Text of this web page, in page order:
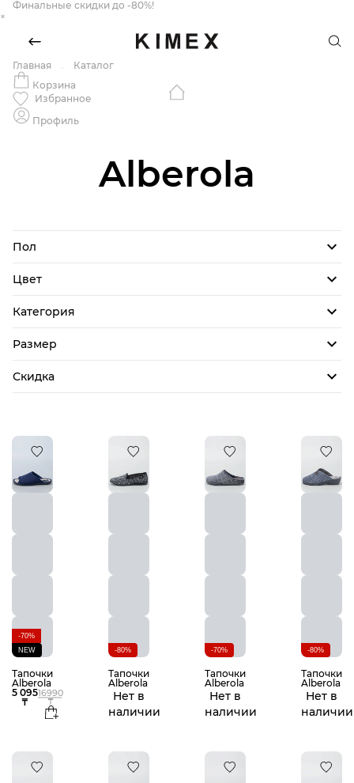
Финальные скидки до -80%!
×
Главная
Каталог
Корзина
Избранное
Профиль
Alberola
Пол
Цвет
Категория
Размер
Скидка
-70%
NEW
Тапочки
Alberola
16990
₸
5 095
₸
-80%
Тапочки
Alberola
Нет в
наличии
-70%
Тапочки
Alberola
Нет в
наличии
-80%
Тапочки
Alberola
Нет в
наличии